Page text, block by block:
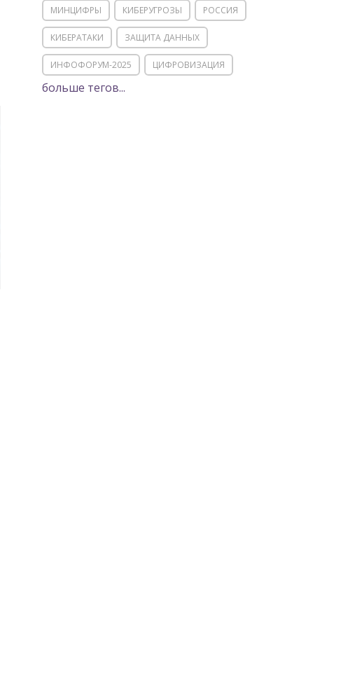
МИНЦИФРЫ КИБЕРУГРОЗЫ РОССИЯ
КИБЕРАТАКИ ЗАЩИТА ДАННЫХ
ИНФОФОРУМ-2025 ЦИФРОВИЗАЦИЯ
КИИ ИТ-ИНФРАСТРУКТУРА
больше тегов...